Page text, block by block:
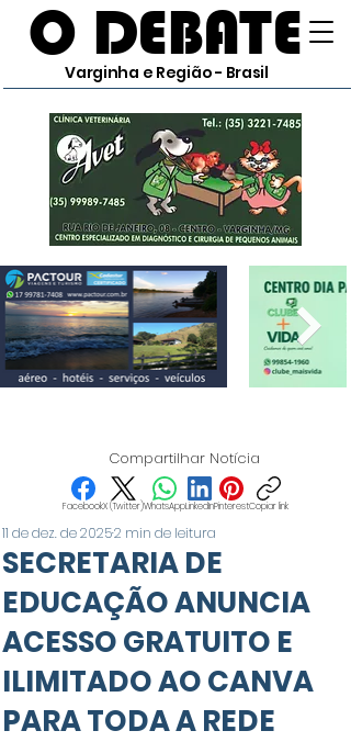
O DEBATE
Varginha e Região - Brasil
Compartilhar Notícia
FacebookX (Twitter)WhatsAppLinkedInPinterestCopiar link
SECRETARIA DE
EDUCAÇÃO ANUNCIA
ACESSO GRATUITO E
ILIMITADO AO CANVA
PARA TODA A REDE
11 de dez. de 20252 min de leitura